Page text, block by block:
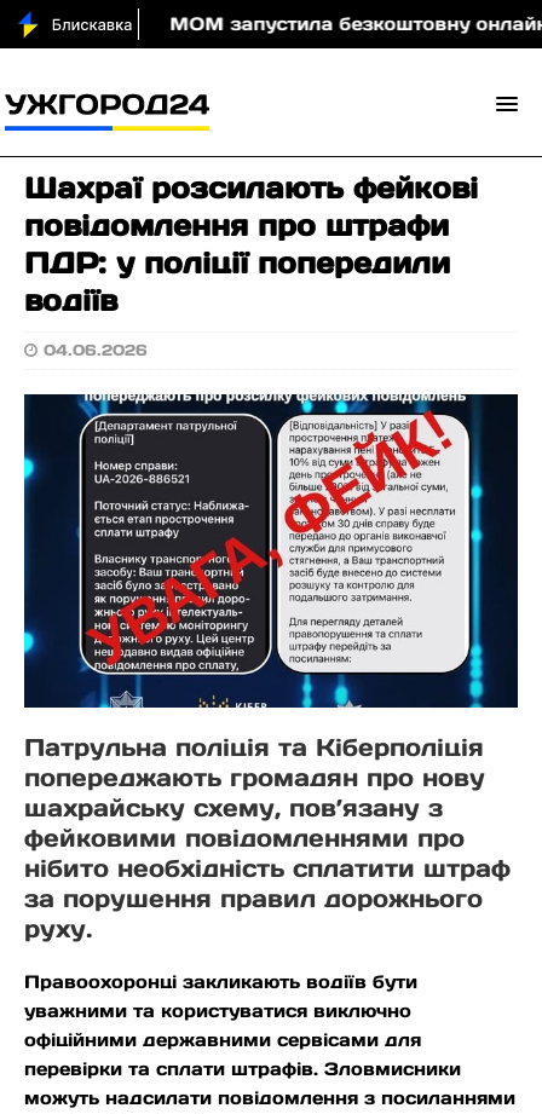
вночі МОМ запустила безкоштовну онлайн-
Шахраї розсилають фейкові
повідомлення про штрафи
ПДР: у поліції попередили
водіїв
04.06.2026
Патрульна поліція та Кіберполіція
попереджають громадян про нову
шахрайську схему, пов’язану з
фейковими повідомленнями про
нібито необхідність сплатити штраф
за порушення правил дорожнього
руху.
Правоохоронці закликають водіїв бути
уважними та користуватися виключно
офіційними державними сервісами для
перевірки та сплати штрафів. Зловмисники
можуть надсилати повідомлення з посиланнями